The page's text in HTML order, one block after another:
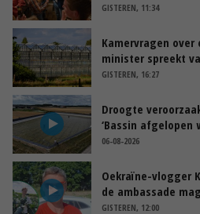
GISTEREN, 11:34
Kamervragen
minister spreekt
GISTEREN, 16:27
Droogte
‘Bassin afgelopen
06-08-2026
Oekraïne-vlogger
de ambassade
GISTEREN, 12:00